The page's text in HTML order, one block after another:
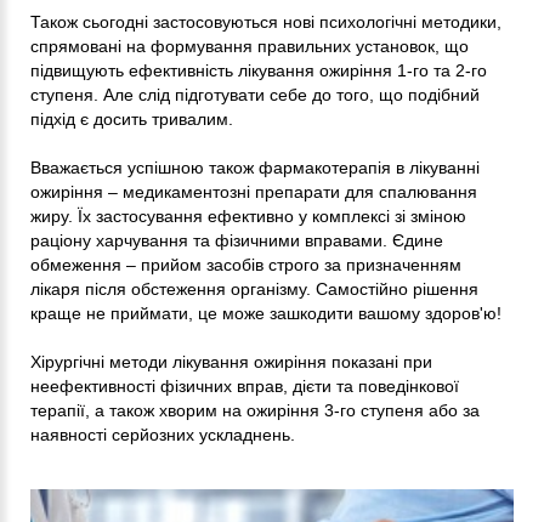
Також сьогодні застосовуються нові психологічні методики,
спрямовані на формування правильних установок, що
підвищують ефективність лікування ожиріння 1-го та 2-го
ступеня. Але слід підготувати себе до того, що подібний
підхід є досить тривалим.
Вважається успішною також фармакотерапія в лікуванні
ожиріння – медикаментозні препарати для спалювання
жиру. Їх застосування ефективно у комплексі зі зміною
раціону харчування та фізичними вправами. Єдине
обмеження – прийом засобів строго за призначенням
лікаря після обстеження організму. Самостійно рішення
краще не приймати, це може зашкодити вашому здоров'ю!
Хірургічні методи лікування ожиріння показані при
неефективності фізичних вправ, дієти та поведінкової
терапії, а також хворим на ожиріння 3-го ступеня або за
наявності серйозних ускладнень.